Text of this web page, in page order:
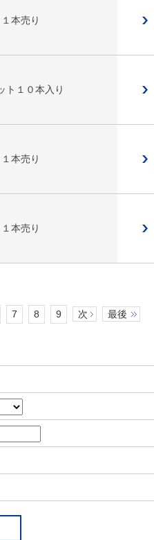
１本売り
ト１０本入り
１本売り
１本売り
7 8 9 次 最後